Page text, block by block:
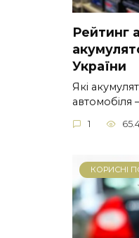
Рейтинг
України
Які
автомобіля
1
КОРИСНІ